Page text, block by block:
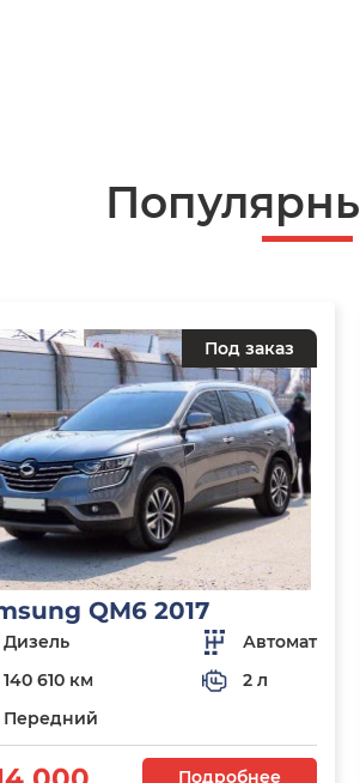
Под заказ
QM6 2017
Дизель
Автомат
140 610 км
2 л
Передний
Подробнее